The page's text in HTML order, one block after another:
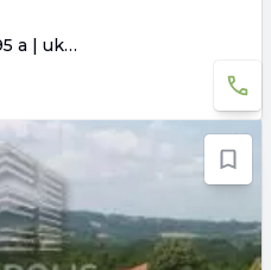
poljoprivredno zemljište | 295 a | uknjiženo